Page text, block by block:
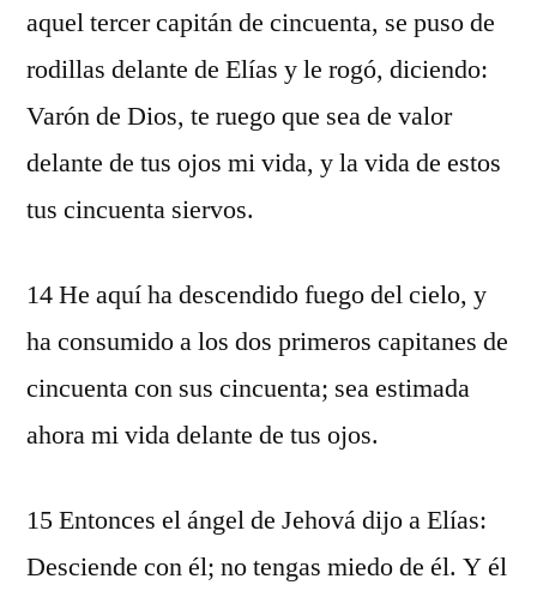
aquel tercer capitán de cincuenta, se puso de
rodillas delante de Elías y le rogó, diciendo:
Varón de Dios, te ruego que sea de valor
delante de tus ojos mi vida, y la vida de estos
tus cincuenta siervos.
14 He aquí ha descendido fuego del cielo, y
ha consumido a los dos primeros capitanes de
cincuenta con sus cincuenta; sea estimada
ahora mi vida delante de tus ojos.
15 Entonces el ángel de Jehová dijo a Elías:
Desciende con él; no tengas miedo de él. Y él